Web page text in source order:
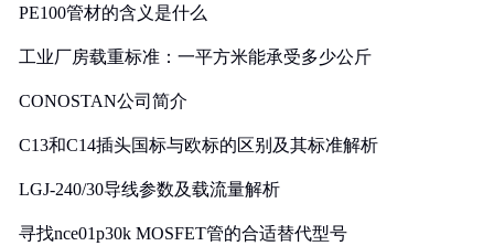
PE100管材的含义是什么
工业厂房载重标准：一平方米能承受多少公斤
CONOSTAN公司简介
C13和C14插头国标与欧标的区别及其标准解析
LGJ-240/30导线参数及载流量解析
寻找nce01p30k MOSFET管的合适替代型号